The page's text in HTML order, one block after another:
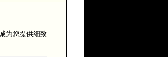
为您提供细致